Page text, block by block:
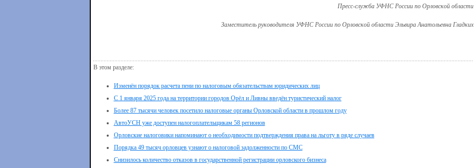
Пресс-служба УФНС России по Орловской области
Заместитель руководителя УФНС России по Орловской области Эльвира Анатольевна Гладких
В этом разделе:
Изменён порядок расчета пени по налоговым обязательствам юридических лиц
С 1 января 2025 года на территории городов Орёл и Ливны введён туристический налог
Более 87 тысячи человек посетило налоговые органы Орловской области в прошлом году
АвтоУСН уже доступен налогоплательщикам 58 регионов
Орловские налоговики напоминают о необходимости подтверждения права на льготу в ряде случаев
Порядка 49 тысяч орловцев узнают о налоговой задолженности по СМС
Снизилось количество отказов в государственной регистрации орловского бизнеса